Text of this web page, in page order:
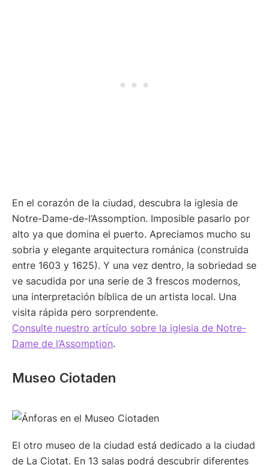
En el corazón de la ciudad, descubra la iglesia de
Notre-Dame-de-l’Assomption. Imposible pasarlo por
alto ya que domina el puerto. Apreciamos mucho su
sobria y elegante arquitectura románica (construida
entre 1603 y 1625). Y una vez dentro, la sobriedad se
ve sacudida por una serie de 3 frescos modernos,
una interpretación bíblica de un artista local. Una
visita rápida pero sorprendente.
Consulte nuestro artículo sobre la iglesia de Notre-
Dame de l’Assomption.
Museo Ciotaden
El otro museo de la ciudad está dedicado a la ciudad
de La Ciotat. En 13 salas podrá descubrir diferentes